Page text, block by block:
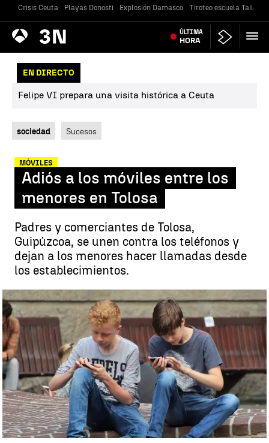
Crisis Ceuta Playas Donosti Explosión Damasco Tiroteo escuela
Antena
3 Noticias ÚLTIMA
HORA
EN DIRECTO
Felipe VI prepara una visita histórica a Ceuta
sociedad Sucesos
MÓVILES
Adiós a los móviles entre los
menores en Tolosa
Padres y comerciantes de Tolosa,
Guipúzcoa, se unen contra los teléfonos y
dejan a los menores hacer llamadas desde
los establecimientos.